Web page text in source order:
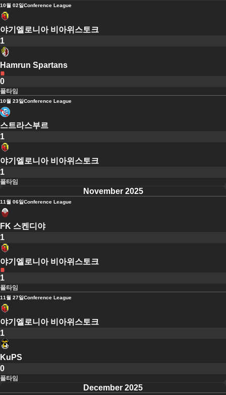
10월 02일Conference League
야기엘로니아 비아위스토크
1
Hamrun Spartans
0
풀타임
10월 23일Conference League
스트라스부르
1
야기엘로니아 비아위스토크
1
풀타임
November 2025
11월 06일Conference League
FK 스켄디야
1
야기엘로니아 비아위스토크
1
풀타임
11월 27일Conference League
야기엘로니아 비아위스토크
1
KuPS
0
풀타임
December 2025